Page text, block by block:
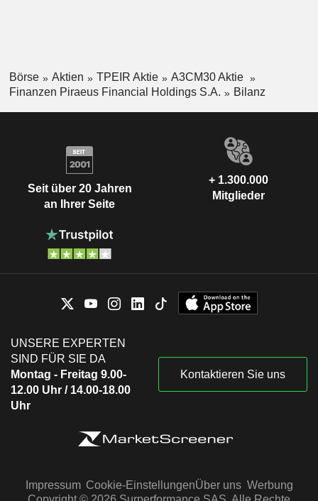
Börse Aktien TPEIR Aktie
A3CM30 Aktie
Finanzen Piraeus Financial Holdings S.A.
Bilanz
Seit über 20 Jahren
an Ihrer Seite
+ 1.300.000
Mitglieder
UNSERE EXPERTEN
SIND FÜR SIE DA
Montag - Freitag 9.00-
12.00 Uhr / 14.00-18.00
Uhr
Kontaktieren Sie uns
Impressum Cookie-EinstellungenÜber uns Werbung